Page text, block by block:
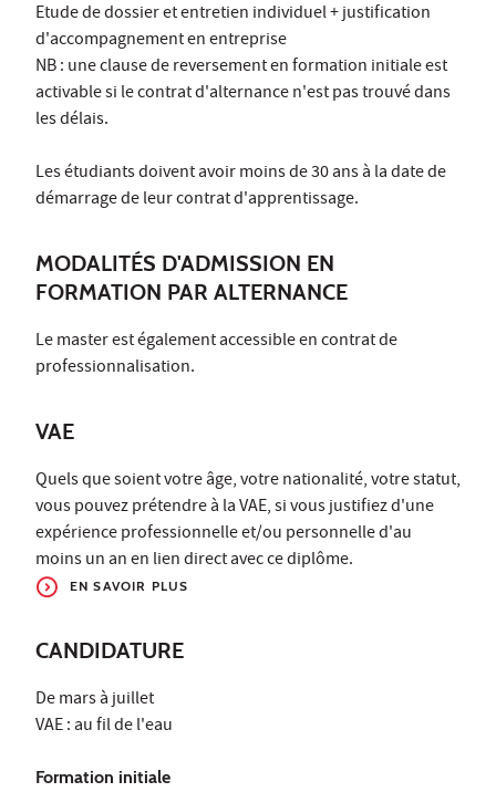
Etude de dossier et entretien individuel + justification
d'accompagnement en entreprise
NB : une clause de reversement en formation initiale est
activable si le contrat d'alternance n'est pas trouvé dans
les délais.
Les étudiants doivent avoir moins de 30 ans à la date de
démarrage de leur contrat d'apprentissage.
MODALITÉS D'ADMISSION EN
FORMATION PAR ALTERNANCE
Le master est également accessible en contrat de
professionnalisation.
VAE
Quels que soient votre âge, votre nationalité, votre statut,
vous pouvez prétendre à la VAE, si vous justifiez d'une
expérience professionnelle et/ou personnelle d'au
moins un an en lien direct avec ce diplôme.
EN SAVOIR PLUS
CANDIDATURE
De mars à juillet
VAE : au fil de l'eau
Formation initiale